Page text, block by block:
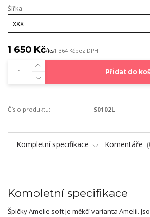
Šířka
1 650 Kč/ks1 364 Kčbez DPH
Přidat do
Číslo produktu: S0102L
Kompletní specifikace Komentáře
Kompletní specifikace
Špičky Amelie soft je měkčí varianta Amelii.